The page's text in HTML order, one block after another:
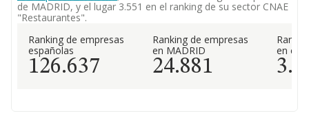
de MADRID, y el lugar 3.551 en el ranking de su sector CNAE
"Restaurantes".
Ranking de empresas
españolas
126.637
Ranking de empresas
en MADRID
24.881
en el